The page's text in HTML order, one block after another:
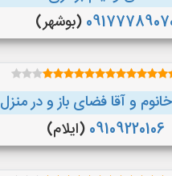
(بوشهر)
و آقا فضای باز و در منزل
09109220106 (ایلام)